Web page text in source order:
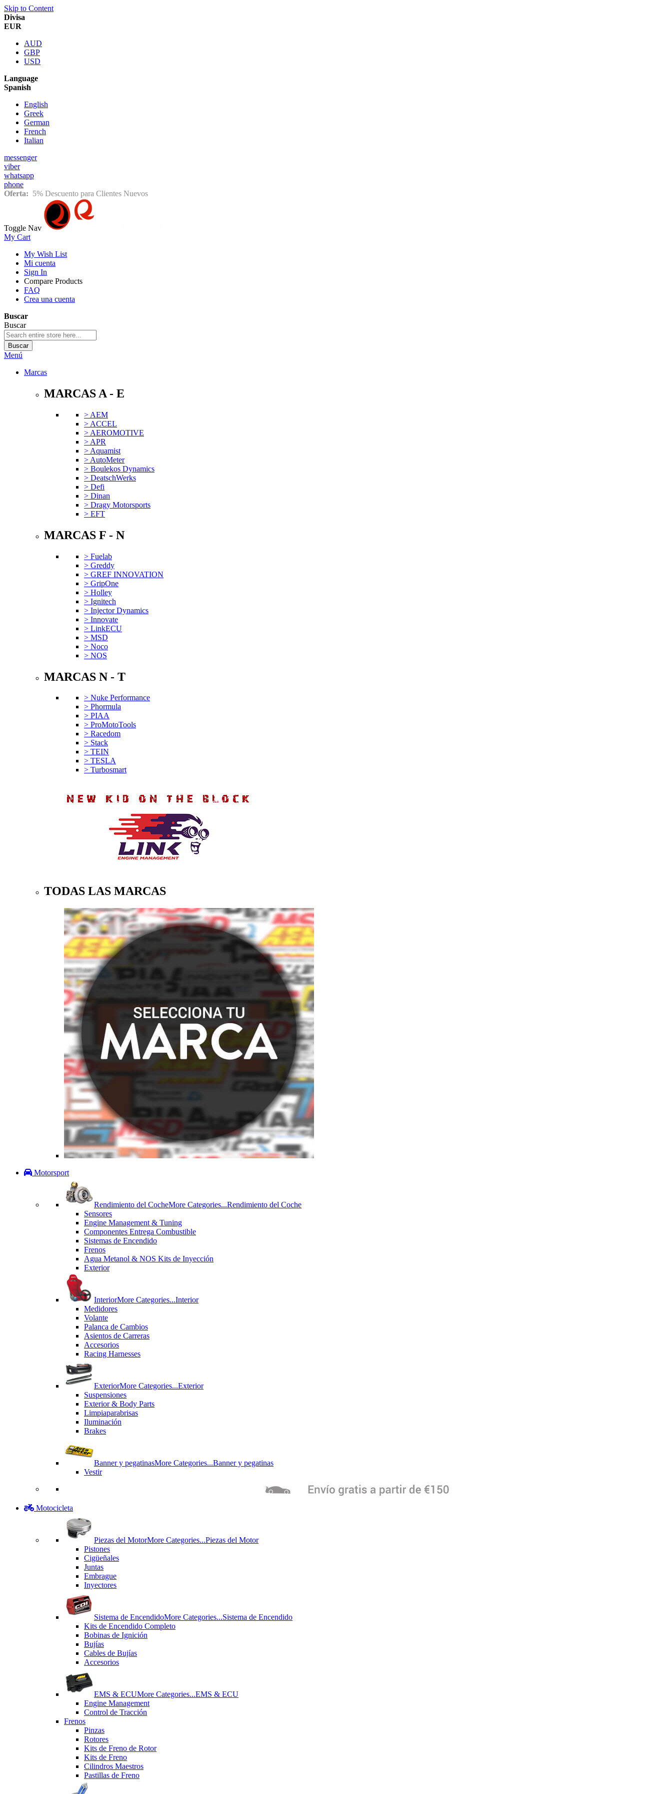
Skip to Content
Divisa
EUR
AUD
GBP
USD
Language
Spanish
English
Greek
German
French
Italian
messenger
viber
whatsapp
phone
Oferta: 5% Descuento para Clientes Nuevos
Toggle Nav
My Cart
My Wish List
Mi cuenta
Sign In
Compare Products
FAQ
Crea una cuenta
Buscar
Buscar
Buscar
Menú
Marcas
MARCAS A - E
> AEM
> ACCEL
> AEROMOTIVE
> APR
> Aquamist
> AutoMeter
> Boulekos Dynamics
> DeatschWerks
> Defi
> Dinan
> Dragy Motorsports
> EFT
MARCAS F - N
> Fuelab
> Greddy
> GREF INNOVATION
> GripOne
> Holley
> Ignitech
> Injector Dynamics
> Innovate
> LinkECU
> MSD
> Noco
> NOS
MARCAS N - T
> Nuke Performance
> Phormula
> PIAA
> ProMotoTools
> Racedom
> Stack
> TEIN
> TESLA
> Turbosmart
TODAS LAS MARCAS
Motorsport
Rendimiento del CocheMore Categories...Rendimiento del Coche
Sensores
Engine Management & Tuning
Componentes Entrega Combustible
Sistemas de Encendido
Frenos
Agua Metanol & NOS Kits de Inyección
Exterior
InteriorMore Categories...Interior
Medidores
Volante
Palanca de Cambios
Asientos de Carreras
Accesorios
Racing Harnesses
ExteriorMore Categories...Exterior
Suspensiones
Exterior & Body Parts
Limpiaparabrisas
Iluminación
Brakes
Banner y pegatinasMore Categories...Banner y pegatinas
Vestir
Motocicleta
Piezas del MotorMore Categories...Piezas del Motor
Pistones
Cigüeñales
Juntas
Εmbrague
Inyectores
Sistema de EncendidoMore Categories...Sistema de Encendido
Kits de Encendido Completo
Bobinas de Ignición
Bujías
Cables de Bujías
Accesorios
EMS & ECUMore Categories...EMS & ECU
Engine Management
Control de Tracción
Frenos
Pinzas
Rotores
Kits de Freno de Rotor
Kits de Freno
Cilindros Maestros
Pastillas de Freno